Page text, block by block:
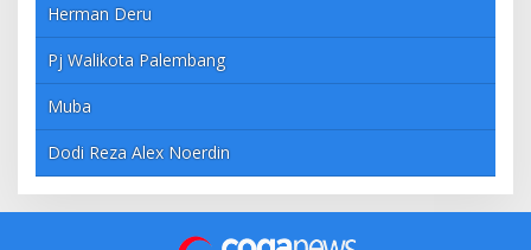
Herman Deru
Pj Walikota Palembang
Muba
Dodi Reza Alex Noerdin